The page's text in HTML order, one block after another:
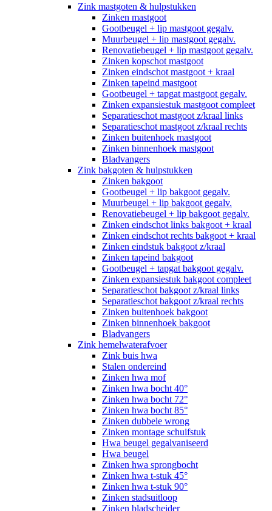
Zink mastgoten & hulpstukken
Zinken mastgoot
Gootbeugel + lip mastgoot gegalv.
Muurbeugel + lip mastgoot gegalv.
Renovatiebeugel + lip mastgoot gegalv.
Zinken kopschot mastgoot
Zinken eindschot mastgoot + kraal
Zinken tapeind mastgoot
Gootbeugel + tapgat mastgoot gegalv.
Zinken expansiestuk mastgoot compleet
Separatieschot mastgoot z/kraal links
Separatieschot mastgoot z/kraal rechts
Zinken buitenhoek mastgoot
Zinken binnenhoek mastgoot
Bladvangers
Zink bakgoten & hulpstukken
Zinken bakgoot
Gootbeugel + lip bakgoot gegalv.
Muurbeugel + lip bakgoot gegalv.
Renovatiebeugel + lip bakgoot gegalv.
Zinken eindschot links bakgoot + kraal
Zinken eindschot rechts bakgoot + kraal
Zinken eindstuk bakgoot z/kraal
Zinken tapeind bakgoot
Gootbeugel + tapgat bakgoot gegalv.
Zinken expansiestuk bakgoot compleet
Separatieschot bakgoot z/kraal links
Separatieschot bakgoot z/kraal rechts
Zinken buitenhoek bakgoot
Zinken binnenhoek bakgoot
Bladvangers
Zink hemelwaterafvoer
Zink buis hwa
Stalen ondereind
Zinken hwa mof
Zinken hwa bocht 40°
Zinken hwa bocht 72°
Zinken hwa bocht 85°
Zinken dubbele wrong
Zinken montage schuifstuk
Hwa beugel gegalvaniseerd
Hwa beugel
Zinken hwa sprongbocht
Zinken hwa t-stuk 45°
Zinken hwa t-stuk 90°
Zinken stadsuitloop
Zinken bladscheider